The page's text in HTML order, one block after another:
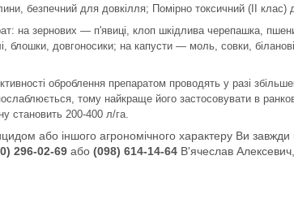
безпечний для довкілля; Помірно токсичний (II клас)
на зернових — п'явиці, клоп шкідлива черепашка,
блошки, довгоносики; на капусти — моль, совки,
оброблення препаратом проводять у разі
тому найкраще його застосовувати в
становить 200-400 л/га.
або іншого агрономічного характеру Ви завжди
296-02-69 або (098) 614-14-64 В'ячеслав